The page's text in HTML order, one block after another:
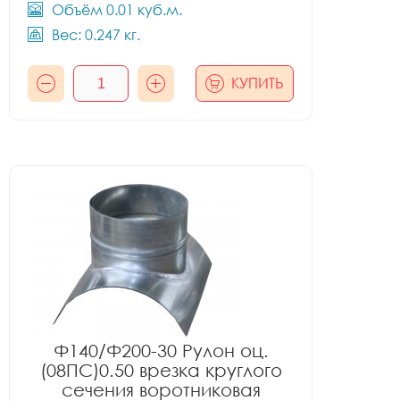
Объём 0.01 куб.м.
Вес: 0.247 кг.
КУПИТЬ
Ф140/Ф200-30 Рулон оц.
(08ПС)0.50 врезка круглого
сечения воротниковая